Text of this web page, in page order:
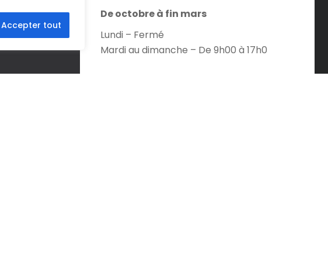
Accepter tout
De octobre à fin mars
Lundi – Fermé
Mardi au dimanche – De 9h00 à 17h0